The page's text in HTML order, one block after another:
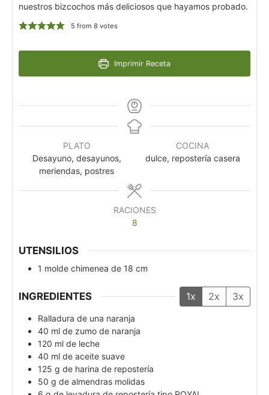
nuestros bizcochos más deliciosos que hayamos probado.
5 from 8 votes
Imprimir Receta
PLATO
Desayuno, desayunos,
meriendas, postres
COCINA
dulce, repostería casera
RACIONES
8
UTENSILIOS
1 molde chimenea de 18 cm
INGREDIENTES 1x 2x 3x
Ralladura de una naranja
40 ml de zumo de naranja
120 ml de leche
40 ml de aceite suave
125 g de harina de repostería
50 g de almendras molidas